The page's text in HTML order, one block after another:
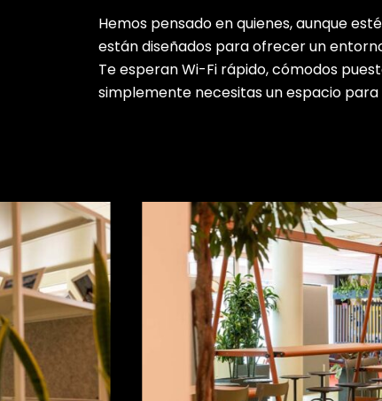
Hemos pensado en quienes, aunque
están diseñados para ofrecer un
Te esperan Wi-Fi rápido, cómodos
simplemente necesitas un espacio